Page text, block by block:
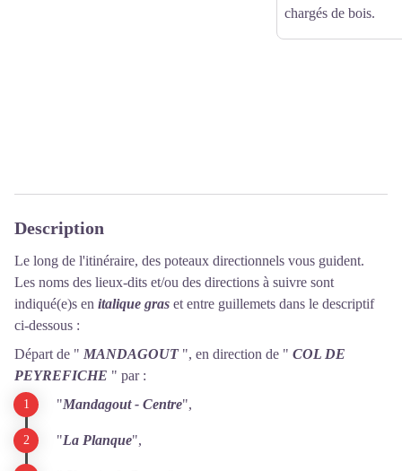
chargés de bois.
Description
Le long de l'itinéraire, des poteaux directionnels vous guident.
Les noms des lieux-dits et/ou des directions à suivre sont
indiqué(e)s en italique gras et entre guillemets dans le descriptif
ci-dessous :
Départ de " MANDAGOUT", en direction de " COL DE
PEYREFICHE " par :
"Mandagout - Centre",
"La Planque",